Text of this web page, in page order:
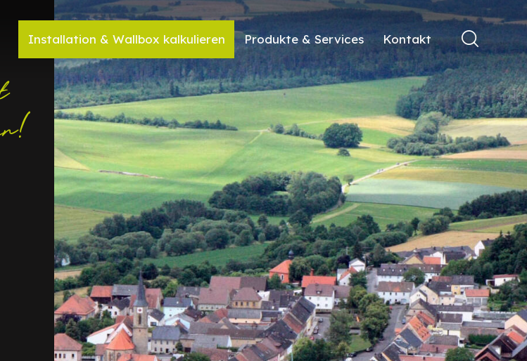
Installation & Wallbox kalkulieren Produkte & Services Kontakt